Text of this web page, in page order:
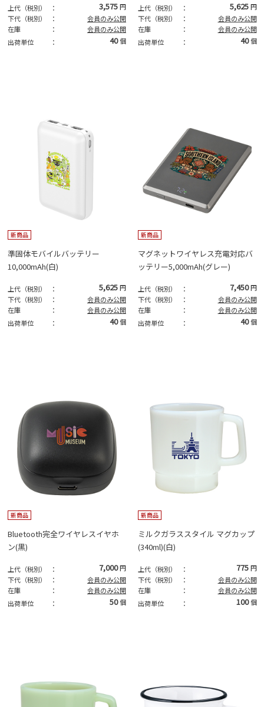
上代（税別） ： 3,575円
下代（税別）
：
会員のみ公開
在庫
：
会員のみ公開
出荷単位
： 40個
上代（税別） ： 5,625 円
下代（税別）
：
会員のみ公開
在庫
：
会員のみ公開
出荷単位
： 40 個
新商品
準固体モバイルバッテリー
10,000mAh(白)
上代（税別） ： 5,625円
下代（税別）
：
会員のみ公開
在庫
：
会員のみ公開
出荷単位
： 40個
新商品
マグネットワイヤレス充電対応バ
ッテリー5,000mAh(グレー)
上代（税別） ： 7,450 円
下代（税別）
：
会員のみ公開
在庫
：
会員のみ公開
出荷単位
： 40 個
新商品
Bluetooth完全ワイヤレスイヤホ
ン(黒)
上代（税別） ： 7,000円
下代（税別）
：
会員のみ公開
在庫
：
会員のみ公開
出荷単位
： 50個
新商品
ミルクガラススタイル マグカップ
(340ml)(白)
上代（税別） ： 775 円
下代（税別）
：
会員のみ公開
在庫
：
会員のみ公開
出荷単位
： 100 個